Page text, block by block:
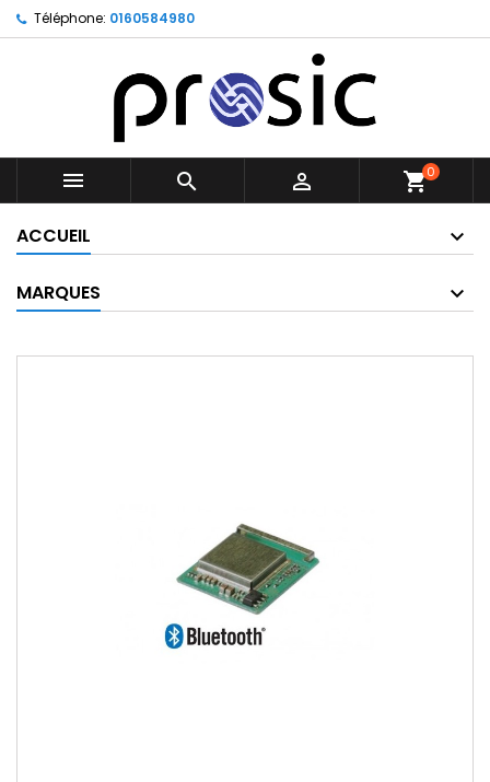
Téléphone: 0160584980
   shopping_cart0
ACCUEIL
MARQUES